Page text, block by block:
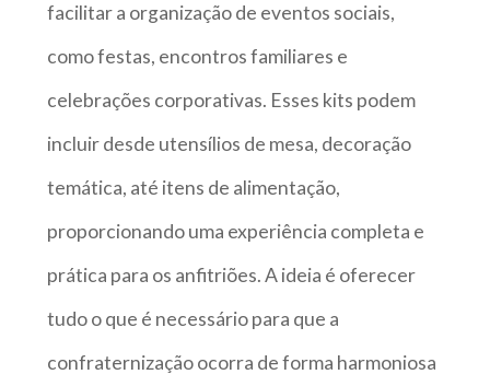
facilitar a organização de eventos sociais,
como festas, encontros familiares e
celebrações corporativas. Esses kits podem
incluir desde utensílios de mesa, decoração
temática, até itens de alimentação,
proporcionando uma experiência completa e
prática para os anfitriões. A ideia é oferecer
tudo o que é necessário para que a
confraternização ocorra de forma harmoniosa